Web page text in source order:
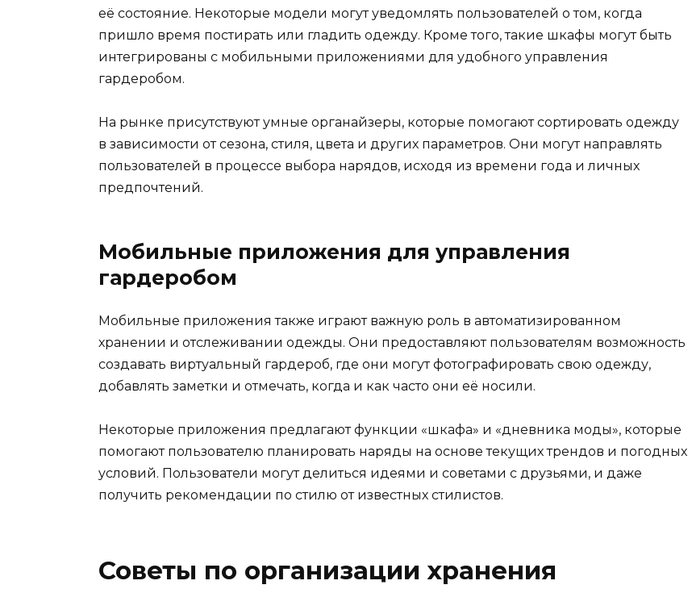
её состояние. Некоторые модели могут уведомлять пользователей о том, когда
пришло время постирать или гладить одежду. Кроме того, такие шкафы могут быть
интегрированы с мобильными приложениями для удобного управления
гардеробом.
На рынке присутствуют умные органайзеры, которые помогают сортировать одежду
в зависимости от сезона, стиля, цвета и других параметров. Они могут направлять
пользователей в процессе выбора нарядов, исходя из времени года и личных
предпочтений.
Мобильные приложения для управления
гардеробом
Мобильные приложения также играют важную роль в автоматизированном
хранении и отслеживании одежды. Они предоставляют пользователям возможность
создавать виртуальный гардероб, где они могут фотографировать свою одежду,
добавлять заметки и отмечать, когда и как часто они её носили.
Некоторые приложения предлагают функции «шкафа» и «дневника моды», которые
помогают пользователю планировать наряды на основе текущих трендов и погодных
условий. Пользователи могут делиться идеями и советами с друзьями, и даже
получить рекомендации по стилю от известных стилистов.
Советы по организации хранения